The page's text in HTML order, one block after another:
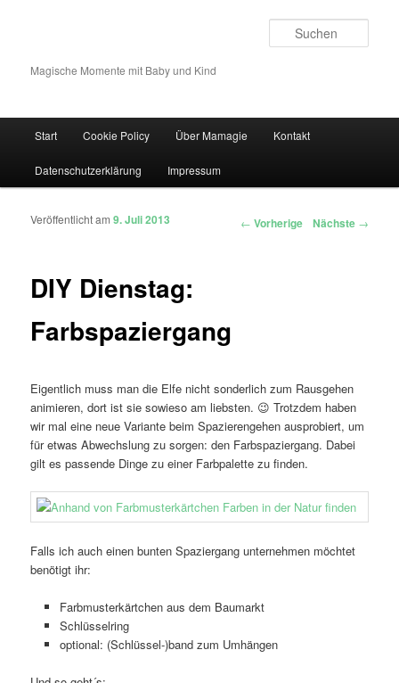
Magische Momente mit Baby und Kind
Zum Inhalt wechseln
Zum sekundären Inhalt wechseln
Start Cookie Policy Über Mamagie Kontakt
Datenschutzerklärung Impressum
Artikelnavigation ← Vorherige Nächste →
DIY Dienstag:
Farbspaziergang
Veröffentlicht am9. Juli 2013
Eigentlich muss man die Elfe nicht sonderlich zum Rausgehen
animieren, dort ist sie sowieso am liebsten. 😉 Trotzdem haben
wir mal eine neue Variante beim Spazierengehen ausprobiert, um
für etwas Abwechslung zu sorgen: den Farbspaziergang. Dabei
gilt es passende Dinge zu einer Farbpalette zu finden.
Falls ich auch einen bunten Spaziergang unternehmen möchtet
benötigt ihr:
Farbmusterkärtchen aus dem Baumarkt
Schlüsselring
optional: (Schlüssel-)band zum Umhängen